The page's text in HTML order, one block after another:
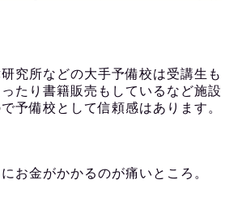
究所などの大手予備校は受講生も
たり書籍販売もしているなど施設
予備校として信頼感はあります。
お金がかかるのが痛いところ。